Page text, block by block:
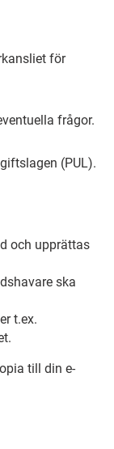
för
frågor.
(PUL).
och upprättas
ska
t.ex.
till din e-